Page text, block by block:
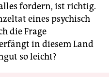
fordern, ist richtig.
eines psychisch
die Frage
in diesem Land
so leicht?